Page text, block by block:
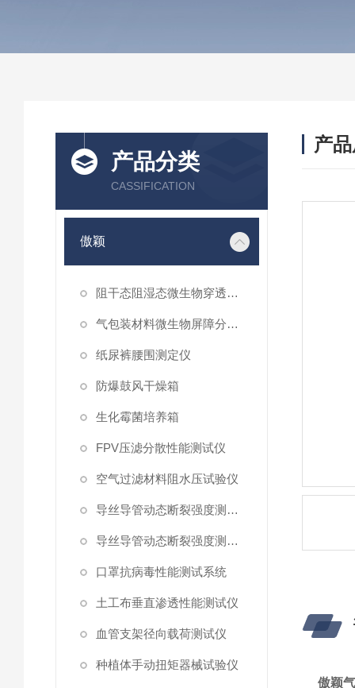
产品分类
CASSIFICATION
傲颖
阻干态阻湿态微生物穿透性能测试仪
气包装材料微生物屏障分等试验仪
纸尿裤腰围测定仪
防爆鼓风干燥箱
生化霉菌培养箱
FPV压滤分散性能测试仪
空气过滤材料阻水压试验仪
导丝导管动态断裂强度测试仪 （峰值拉力）
导丝导管动态断裂强度测试仪
口罩抗病毒性能测试系统
土工布垂直渗透性能测试仪
血管支架径向载荷测试仪
种植体手动扭矩器械试验仪
产
傲颖